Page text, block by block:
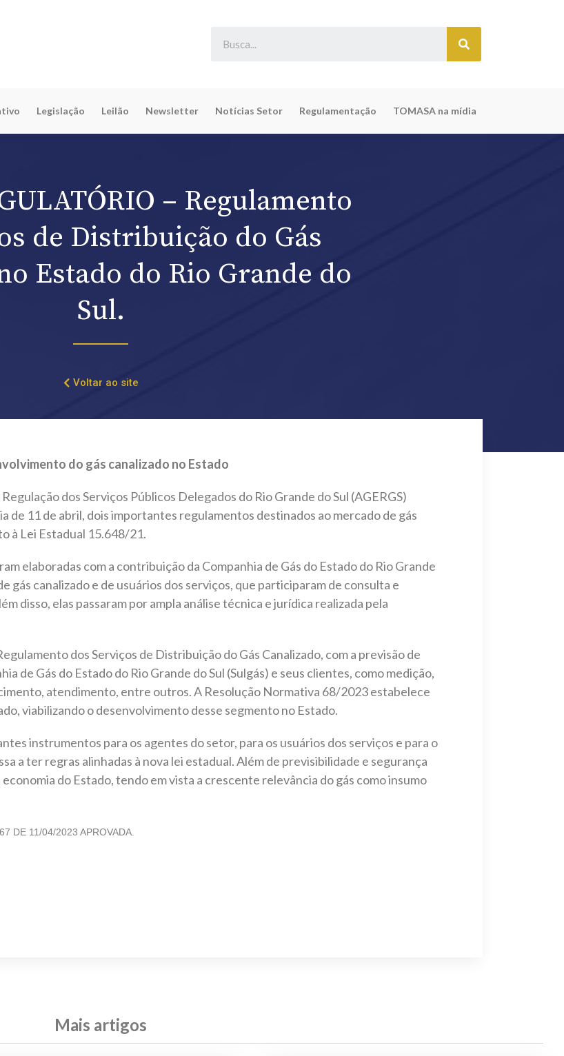
Legislação Leilão Newsletter Notícias Setor Regulamentação TOMASA na mídia
– Regulamento
de Distribuição do Gás
Estado do Rio Grande do
Sul.
Voltar ao site
do gás canalizado no Estado
dos Serviços Públicos Delegados do Rio Grande do Sul (AGERGS)
de 11 de abril, dois importantes regulamentos destinados ao mercado de gás
à Lei Estadual 15.648/21.
elaboradas com a contribuição da Companhia de Gás do Estado do Rio Grande
gás canalizado e de usuários dos serviços, que participaram de consulta e
disso, elas passaram por ampla análise técnica e jurídica realizada pela
dos Serviços de Distribuição do Gás Canalizado, com a previsão de
de Gás do Estado do Rio Grande do Sul (Sulgás) e seus clientes, como medição,
atendimento, entre outros. A Resolução Normativa 68/2023 estabelece
viabilizando o desenvolvimento desse segmento no Estado.
instrumentos para os agentes do setor, para os usuários dos serviços e para o
a ter regras alinhadas à nova lei estadual. Além de previsibilidade e segurança
do Estado, tendo em vista a crescente relevância do gás como insumo
DE 11/04/2023 APROVADA.
Mais artigos